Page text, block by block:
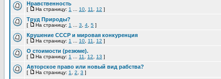
Нравственность
[ На страницу: 1 10 11 12 ]
Труд Природы?
[ На страницу: 1 3 4 5 ]
Крушение СССР и мировая конкуренция
[ На страницу: 1 10 11 12 ]
О стоимости (резюме).
[ На страницу: 1 11 12 13 ]
Авторское право или новый вид рабства?
[ На страницу: 1 2 3 ]